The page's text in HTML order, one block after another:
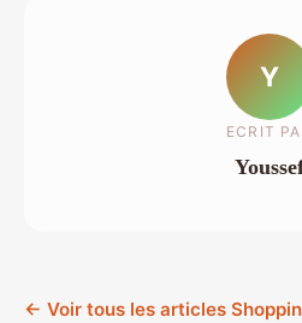
Y
ECRIT
← Voir tous les articles